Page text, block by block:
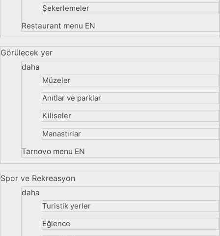
Şekerlemeler
Restaurant menu EN
Görülecek yer
daha
Müzeler
Anıtlar ve parklar
Kiliseler
Manastırlar
Tarnovo menu EN
Spor ve Rekreasyon
daha
Turistik yerler
Eğlence